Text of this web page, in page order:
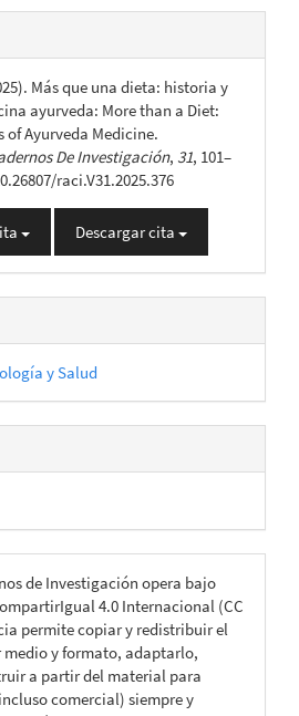
Más que una dieta: historia y
ayurveda: More than a Diet:
Ayurveda Medicine.
De Investigación, 31, 101–
raci.V31.2025.376
Descargar cita
y Salud
de Investigación opera bajo
4.0 Internacional (CC
permite copiar y redistribuir el
y formato, adaptarlo,
a partir del material para
comercial) siempre y